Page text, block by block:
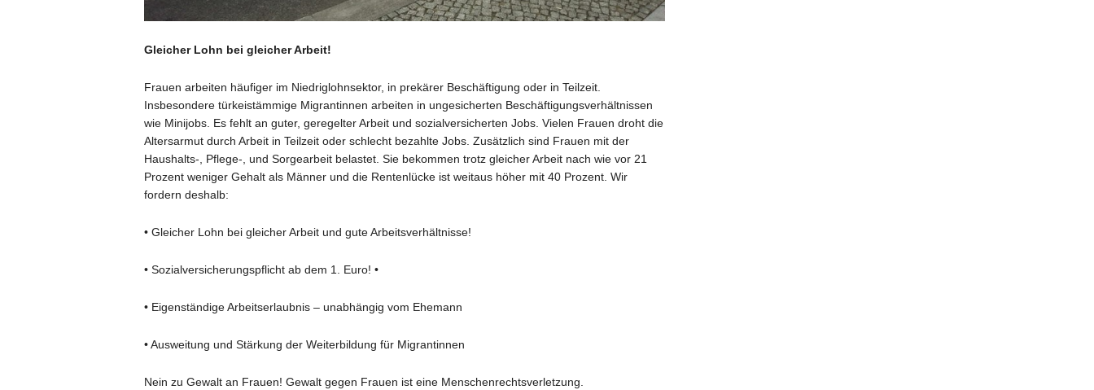
Gleicher Lohn bei gleicher Arbeit!
Frauen arbeiten häufiger im Niedriglohnsektor, in prekärer Beschäftigung oder in Teilzeit.
Insbesondere türkeistämmige Migrantinnen arbeiten in ungesicherten Beschäftigungsverhältnissen
wie Minijobs. Es fehlt an guter, geregelter Arbeit und sozialversicherten Jobs. Vielen Frauen droht die
Altersarmut durch Arbeit in Teilzeit oder schlecht bezahlte Jobs. Zusätzlich sind Frauen mit der
Haushalts-, Pflege-, und Sorgearbeit belastet. Sie bekommen trotz gleicher Arbeit nach wie vor 21
Prozent weniger Gehalt als Männer und die Rentenlücke ist weitaus höher mit 40 Prozent. Wir
fordern deshalb:
• Gleicher Lohn bei gleicher Arbeit und gute Arbeitsverhältnisse!
• Sozialversicherungspflicht ab dem 1. Euro! •
• Eigenständige Arbeitserlaubnis – unabhängig vom Ehemann
• Ausweitung und Stärkung der Weiterbildung für Migrantinnen
Nein zu Gewalt an Frauen! Gewalt gegen Frauen ist eine Menschenrechtsverletzung.